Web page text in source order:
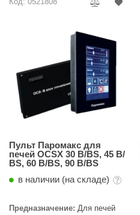
Пульт Паромакс для
печей OCSX 30 B/ВS, 45 B/
ВS, 60 В/ВS, 90 В/ВS
в наличии (на складе)
Предназначение: Для печей